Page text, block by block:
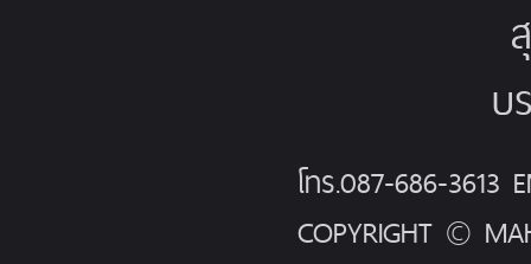
บ
โทร.087-686-3613
COPYRIGHT ©